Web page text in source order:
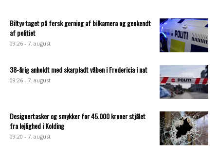
Biltyv taget på fersk gerning af bilkamera og genkendt
af politiet
09:26 - 7. august
38-årig anholdt med skarpladt våben i Fredericia i nat
09:26 - 7. august
Designertasker og smykker for 45.000 kroner stjålet
fra lejlighed i Kolding
09:20 - 7. august